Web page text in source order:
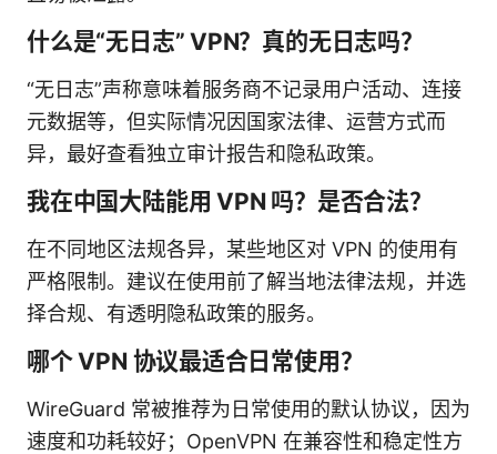
什么是“无日志” VPN？真的无日志吗？
“无日志”声称意味着服务商不记录用户活动、连接
元数据等，但实际情况因国家法律、运营方式而
异，最好查看独立审计报告和隐私政策。
我在中国大陆能用 VPN 吗？是否合法？
在不同地区法规各异，某些地区对 VPN 的使用有
严格限制。建议在使用前了解当地法律法规，并选
择合规、有透明隐私政策的服务。
哪个 VPN 协议最适合日常使用？
WireGuard 常被推荐为日常使用的默认协议，因为
速度和功耗较好；OpenVPN 在兼容性和稳定性方